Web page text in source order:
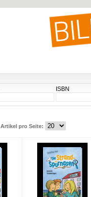
ISBN
pro Seite: